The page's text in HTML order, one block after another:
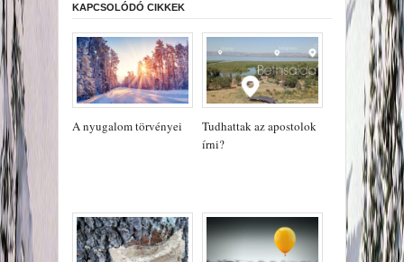
KAPCSOLÓDÓ CIKKEK
A nyugalom törvényei
Tudhattak az apostolok
írni?